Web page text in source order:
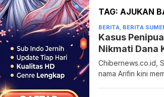
TAG: AJUKAN
BERITA, BERITA
Kasus
Nikmati Dana
Chibernews.co.id,
nama Arifin kini